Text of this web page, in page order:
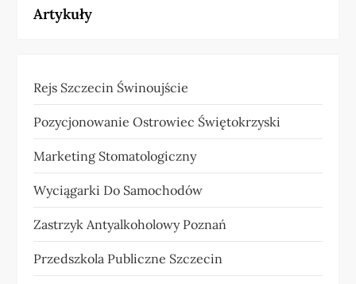
Artykuły
Rejs Szczecin Świnoujście
Pozycjonowanie Ostrowiec Świętokrzyski
Marketing Stomatologiczny
Wyciągarki Do Samochodów
Zastrzyk Antyalkoholowy Poznań
Przedszkola Publiczne Szczecin